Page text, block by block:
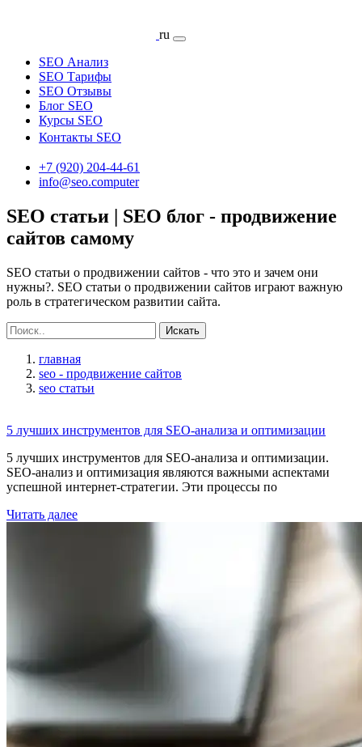
ru
SEO Анализ
SEO Тарифы
SEO Отзывы
Блог SEO
Курсы SEO
Контакты SEO
+7 (920) 204-44-61
info@seo.computer
SEO статьи | SEO блог - продвижение
сайтов самому
SEO статьи о продвижении сайтов - что это и зачем они
нужны?. SEO статьи о продвижении сайтов играют важную
роль в стратегическом развитии сайта.
Искать
главная
seo - продвижение сайтов
seo статьи
5 лучших инструментов для SEO-анализа и оптимизации
5 лучших инструментов для SEO-анализа и оптимизации.
SEO-анализ и оптимизация являются важными аспектами
успешной интернет-стратегии. Эти процессы по
Читать далее